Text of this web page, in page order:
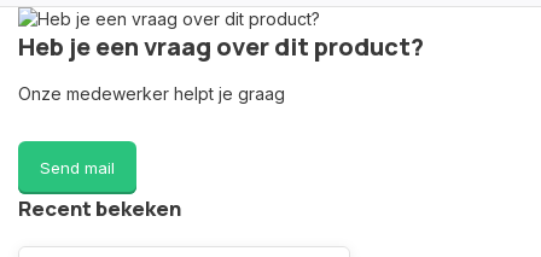
Heb je een vraag over dit product?
Onze medewerker helpt je graag
Send mail
Recent bekeken